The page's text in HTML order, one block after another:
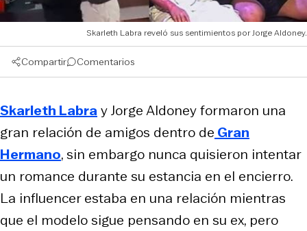
Skarleth Labra reveló sus sentimientos por Jorge Aldoney.
Compartir Comentarios
Skarleth Labray Jorge Aldoney formaron una
gran relación de amigos dentro de Gran
Hermano, sin embargo nunca quisieron intentar
un romance durante su estancia en el encierro.
La influencer estaba en una relación mientras
que el modelo sigue pensando en su ex, pero